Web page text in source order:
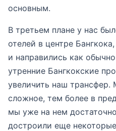
основным.
В третьем плане у нас
отелей в центре
и направились как
утренние Бангкокские
увеличить наш трансфер.
сложное, тем более в
мы уже на нем
достроили еще